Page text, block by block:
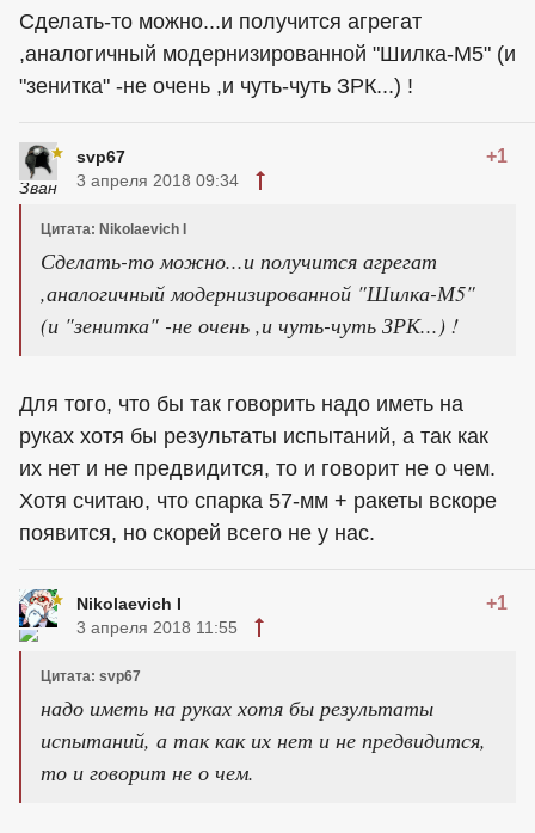
Сделать-то можно...и получится агрегат
,аналогичный модернизированной "Шилка-М5" (и
"зенитка" -не очень ,и чуть-чуть ЗРК...) !
svp67 +1
3 апреля 2018 09:34
Цитата: Nikolaevich I
Сделать-то можно...и получится агрегат
,аналогичный модернизированной "Шилка-М5"
(и "зенитка" -не очень ,и чуть-чуть ЗРК...) !
Для того, что бы так говорить надо иметь на
руках хотя бы результаты испытаний, а так как
их нет и не предвидится, то и говорит не о чем.
Хотя считаю, что спарка 57-мм + ракеты вскоре
появится, но скорей всего не у нас.
Nikolaevich I +1
3 апреля 2018 11:55
Цитата: svp67
надо иметь на руках хотя бы результаты
испытаний, а так как их нет и не предвидится,
то и говорит не о чем.